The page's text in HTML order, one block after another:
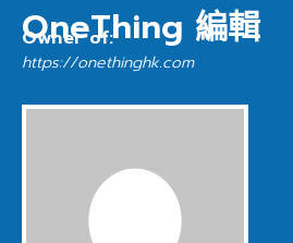
OneThing 編輯
Owner of:
https://onethinghk.com